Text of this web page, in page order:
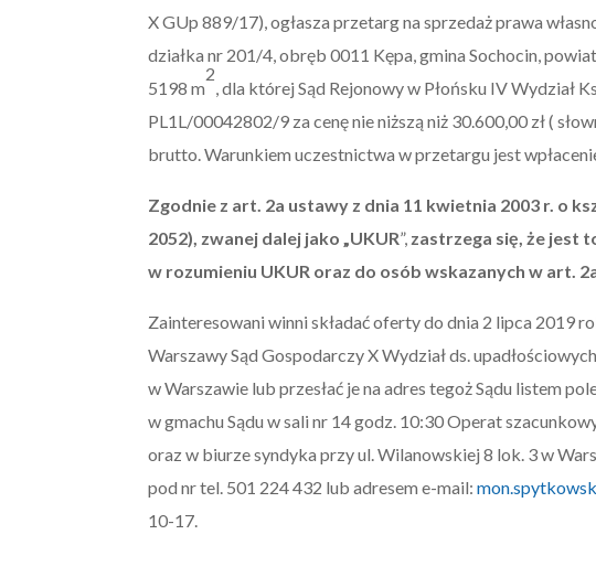
X GUp 889/17), ogłasza przetarg na sprzedaż prawa
działka nr 201/4, obręb 0011 Kępa, gmina Sochocin,
5198 m
2
, dla której Sąd Rejonowy w Płońsku IV Wydział
PL1L/00042802/9 za cenę nie niższą niż 30.600,00 zł (
brutto. Warunkiem uczestnictwa w przetargu jest
Zgodnie z art. 2a ustawy z dnia 11 kwietnia 2003 r. o
2052), zwanej dalej jako „UKUR”, zastrzega się, że jest
w rozumieniu UKUR oraz do osób wskazanych w art.
Zainteresowani winni składać oferty do dnia 2 lipca 2019
Warszawy Sąd Gospodarczy X Wydział ds.
w Warszawie lub przesłać je na adres tegoż Sądu listem
w gmachu Sądu w sali nr 14 godz. 10:30 Operat
oraz w biurze syndyka przy ul. Wilanowskiej 8 lok. 3 w
pod nr tel. 501 224 432 lub adresem e-mail:
10-17.